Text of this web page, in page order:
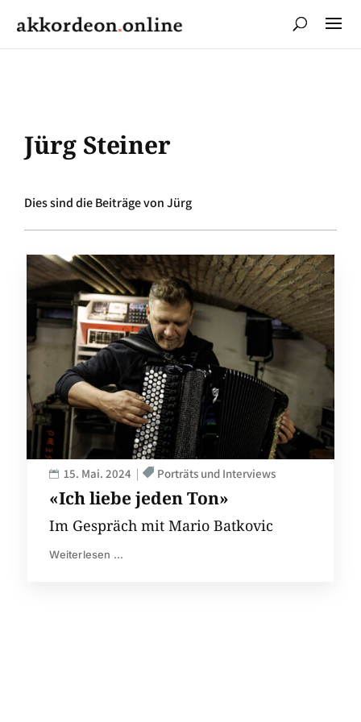
Jürg Steiner
Dies sind die Beiträge von Jürg
«Ich liebe jeden Ton»
15. Mai. 2024 Porträts und Interviews
Im Gespräch mit Mario Batkovic
Weiterlesen ...